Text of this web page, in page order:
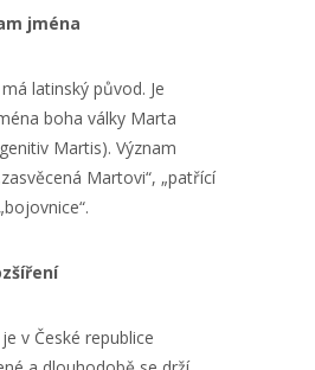
jména
latinský původ. Je
boha války Marta
Martis). Význam
Martovi“, „patřící
v České republice